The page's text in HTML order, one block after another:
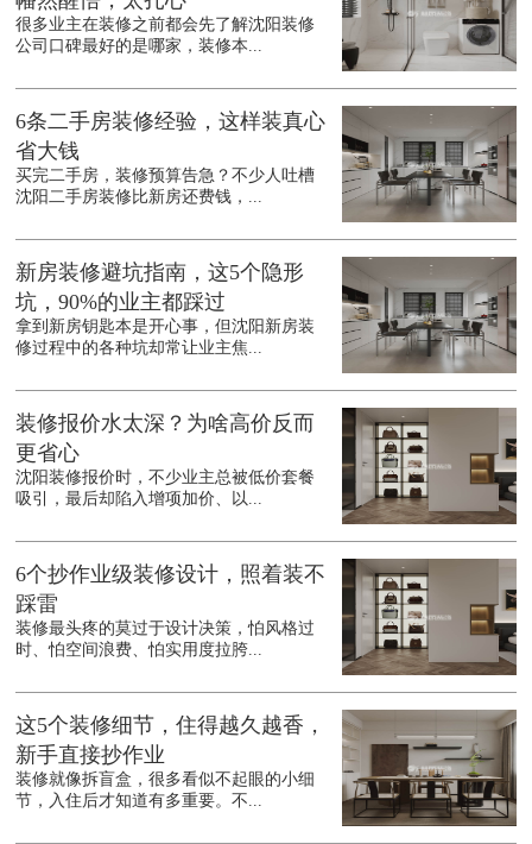
很多业主在装修之前都会先了解沈阳装修
公司口碑最好的是哪家，装修本...
6条二手房装修经验，这样装真心
省大钱
买完二手房，装修预算告急？不少人吐槽
沈阳二手房装修比新房还费钱，...
新房装修避坑指南，这5个隐形
坑，90%的业主都踩过
拿到新房钥匙本是开心事，但沈阳新房装
修过程中的各种坑却常让业主焦...
装修报价水太深？为啥高价反而
更省心
沈阳装修报价时，不少业主总被低价套餐
吸引，最后却陷入增项加价、以...
6个抄作业级装修设计，照着装不
踩雷
装修最头疼的莫过于设计决策，怕风格过
时、怕空间浪费、怕实用度拉胯...
这5个装修细节，住得越久越香，
新手直接抄作业
装修就像拆盲盒，很多看似不起眼的小细
节，入住后才知道有多重要。不...